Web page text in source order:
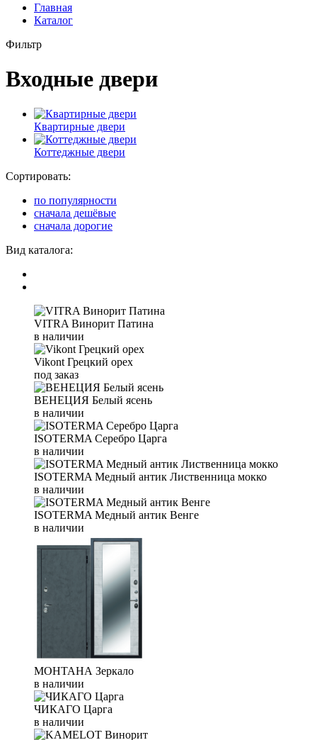
Главная
Каталог
Фильтр
Входные двери
Квартирные двери
Коттеджные двери
Сортировать:
по популярности
сначала дешёвые
сначала дорогие
Вид каталога:
VITRA Винорит Патина
в наличии
Vikont Грецкий орех
под заказ
ВЕНЕЦИЯ Белый ясень
в наличии
ISOTERMA Серебро Царга
в наличии
ISOTERMA Медный антик Лиственница мокко
в наличии
ISOTERMA Медный антик Венге
в наличии
МОНТАНА Зеркало
в наличии
ЧИКАГО Царга
в наличии